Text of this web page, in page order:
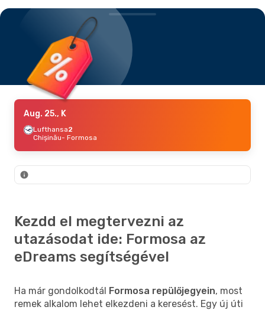
Aug. 25., K
Lufthansa2
Chișinău- Formosa
Kezdd el megtervezni az
utazásodat ide: Formosa az
eDreams segítségével
Ha már gondolkodtál Formosa repülőjegyein, most
remek alkalom lehet elkezdeni a keresést. Egy új úti